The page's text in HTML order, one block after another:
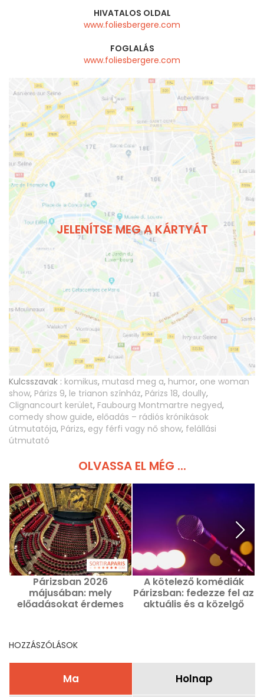
HIVATALOS OLDAL
www.foliesbergere.com
FOGLALÁS
www.foliesbergere.com
JELENÍTSE MEG A KÁRTYÁT
Kulcsszavak : komikus, mutasd meg a, humor, one woman
show, Párizs 9, le trianon színház, Párizs 18, doully,
Clignancourt kerület, Faubourg Montmartre negyed,
comedy show guide, előadás – rádiós krónikások
útmutatója, Párizs, egy férfi vagy nő show, felállási
útmutató
OLVASSA EL MÉG ...
Párizsban 2026
májusában: mely
előadásokat érdemes
A kötelező komédiák
Párizsban: fedezze fel az
aktuális és a közelgő
HOZZÁSZÓLÁSOK
Ma Holnap